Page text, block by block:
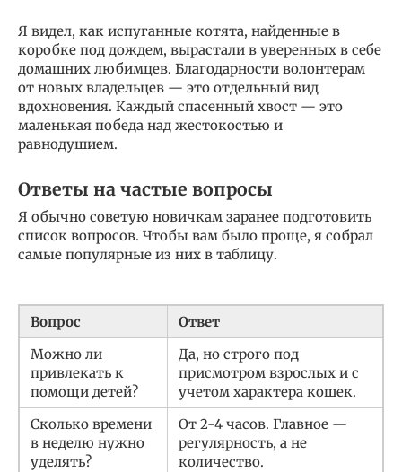
Я видел, как испуганные котята, найденные в
коробке под дождем, вырастали в уверенных в себе
домашних любимцев. Благодарности волонтерам
от новых владельцев — это отдельный вид
вдохновения. Каждый спасенный хвост — это
маленькая победа над жестокостью и
равнодушием.
Ответы на частые вопросы
Я обычно советую новичкам заранее подготовить
список вопросов. Чтобы вам было проще, я собрал
самые популярные из них в таблицу.
Вопрос
Ответ
Можно ли
привлекать к
помощи детей?
Да, но строго под
присмотром взрослых и с
учетом характера кошек.
Сколько времени
в неделю нужно
уделять?
От 2-4 часов. Главное —
регулярность, а не
количество.